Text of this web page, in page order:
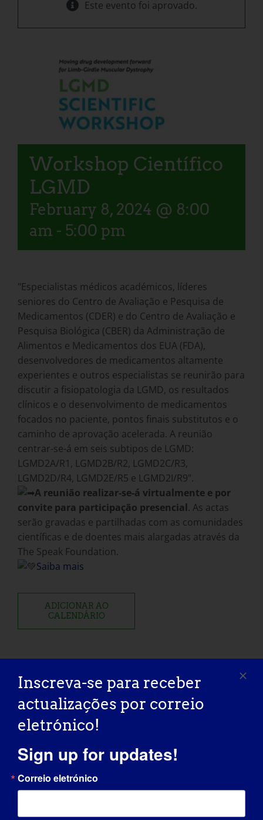
Este evento foi aprovado.
Workshop Científico
LGMD
February 8, 2024 @ 8:00
am - 5:00 pm
"Especialistas médicos académicos, líderes
seniores do Centro de Avaliação e Pesquisa de
Medicamentos (CDER) e do Centro de Avaliação e
Pesquisa Biológica (CBER) da Administração de
Alimentos e Medicamentos dos EUA (FDA),
desenvolvedores de medicamentos altamente
experientes e outros especialistas se reunirão para
discutir a fisiopatologia da LGMD, os resultados
clínicos e o desenvolvimento de medicamentos
focados no paciente, pontos finais substitutos e o
caminho de aprovação acelerada. A reunião
centrar-se-á em seis subtipos de LGMD:
LGMD2A/R1, LGMD2B/R2, LGMD2C/R3,
LGMD2D/R4, LGMD2E/R5 e LGMD2I/R9".
A reunião realizar-se-á virtualmente e por
convite para participação presencial. As actas
serão gravadas e partilhadas com as comunidades
científicas e de doentes mais alargadas através da
The Speak Foundation.
Saiba mais
ADICIONAR AO
CALENDÁRIO
Partilhe esta história, escolha a
sua plataforma!
Inscreva-se para receber
actualizações por correio
eletrónico!
Sign up for updates!
Correio eletrónico